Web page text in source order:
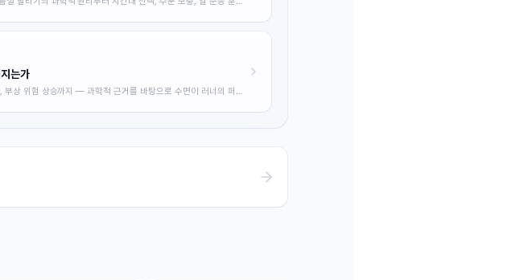
는가
상 위험 상승까지 — 과학적 근거를 바탕으로 수면이 러너의 퍼포